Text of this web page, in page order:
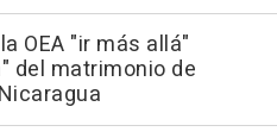
OEA "ir más allá"
del matrimonio de